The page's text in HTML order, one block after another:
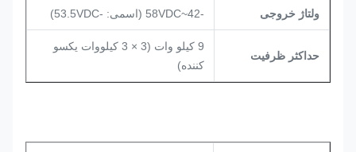
ولتاژ خروجی -42~58VDC (اسمی: -53.5VDC)
حداکثر ظرفیت
9 کیلو وات (3 × 3 کیلووات یکسو
کننده)